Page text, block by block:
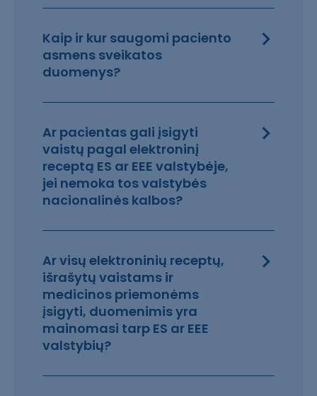
Kaip ir kur saugomi paciento
asmens sveikatos
duomenys?
Ar pacientas gali įsigyti
vaistų pagal elektroninį
receptą ES ar EEE valstybėje,
jei nemoka tos valstybės
nacionalinės kalbos?
Ar visų elektroninių receptų,
išrašytų vaistams ir
medicinos priemonėms
įsigyti, duomenimis yra
mainomasi tarp ES ar EEE
valstybių?